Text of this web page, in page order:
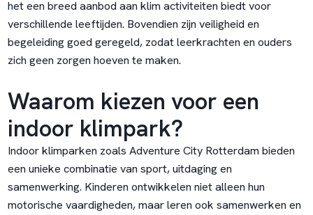
het een breed aanbod aan klim activiteiten biedt voor
verschillende leeftijden. Bovendien zijn veiligheid en
begeleiding goed geregeld, zodat leerkrachten en ouders
zich geen zorgen hoeven te maken.
Waarom kiezen voor een
indoor klimpark?
Indoor klimparken zoals Adventure City Rotterdam bieden
een unieke combinatie van sport, uitdaging en
samenwerking. Kinderen ontwikkelen niet alleen hun
motorische vaardigheden, maar leren ook samenwerken en